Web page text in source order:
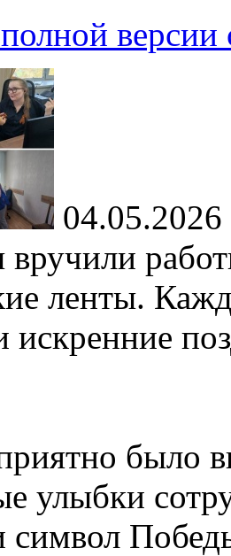
версии
04.05.2026
вручили
ленты.
искренние
было
улыбки
символ